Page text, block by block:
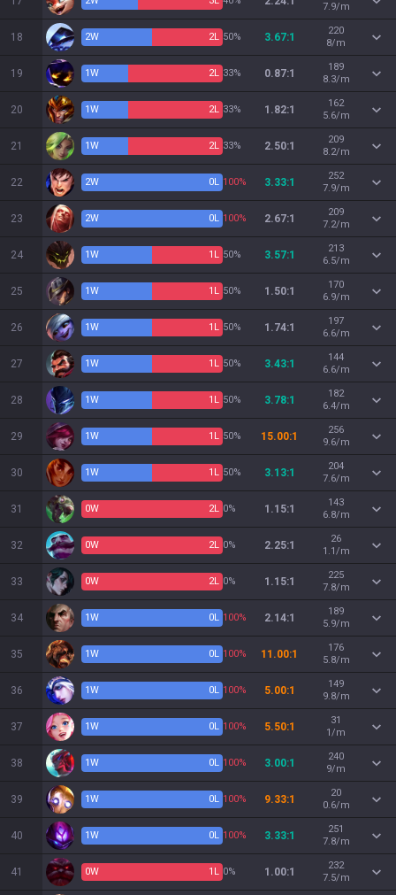
7.9/m
18 2W 2L 50% 3.67:1
220
8/m
19 1W 2L 33% 0.87:1
189
8.3/m
20 1W 2L 33% 1.82:1
162
5.6/m
21 1W 2L 33% 2.50:1
209
8.2/m
22 2W 0L 100% 3.33:1
252
7.9/m
23 2W 0L 100% 2.67:1
209
7.2/m
24 1W 1 L 50% 3.57:1
213
6.5/m
25 1W 1 L 50% 1.50:1
170
6.9/m
26 1W 1 L 50% 1.74:1
197
6.6/m
27 1W 1 L 50% 3.43:1
144
6.6/m
28 1W 1 L 50% 3.78:1
182
6.4/m
29 1W 1 L 50% 15.00:1
256
9.6/m
30 1W 1 L 50% 3.13:1
204
7.6/m
31 0W 2L 0% 1.15:1
143
6.8/m
32 0W 2L 0% 2.25:1
26
1.1/m
33 0W 2L 0% 1.15:1
225
7.8/m
34 1W 0L 100% 2.14:1
189
5.9/m
35 1W 0L 100% 11.00:1
176
5.8/m
36 1W 0L 100% 5.00:1
149
9.8/m
37 1W 0L 100% 5.50:1
31
1/m
38 1W 0L 100% 3.00:1
240
9/m
39 1W 0L 100% 9.33:1
20
0.6/m
40 1W 0L 100% 3.33:1
251
7.8/m
41 0W 1 L 0% 1.00:1
232
7.5/m